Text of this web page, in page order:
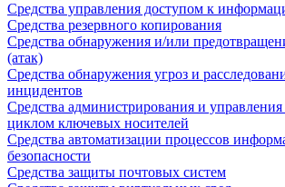
Средства управления доступом к
Средства резервного копирования
Средства обнаружения и/или
(атак)
Средства обнаружения угроз и
инцидентов
Средства администрирования и
циклом ключевых носителей
Средства автоматизации процессов
безопасности
Средства защиты почтовых систем